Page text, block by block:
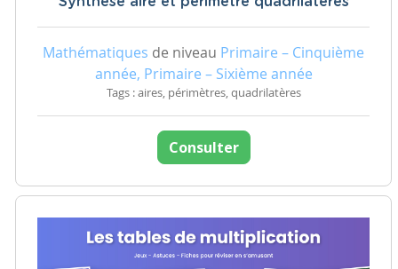
Mathématiques de niveau Primaire – Cinquième
année, Primaire – Sixième année
Tags : aires, périmètres, quadrilatères
Consulter